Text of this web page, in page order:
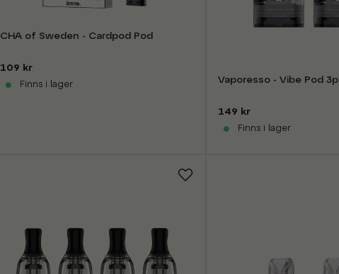
CHA of Sweden - Cardpod Pod
109 kr
Finns i lager Vaporesso - Vibe Pod 3p
149 kr
Finns i lager